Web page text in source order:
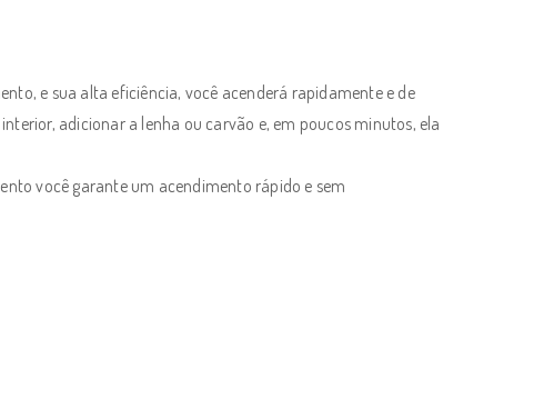
e sua alta eficiência, você acenderá rapidamente e de
adicionar a lenha ou carvão e, em poucos minutos, ela
você garante um acendimento rápido e sem